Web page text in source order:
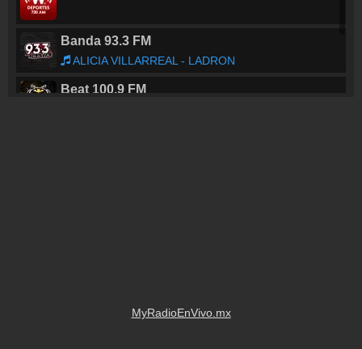
Banda 93.3 FM
ALICIA VILLARREAL - LADRON
Beat 100.9 FM
MyRadioEnVivo.mx